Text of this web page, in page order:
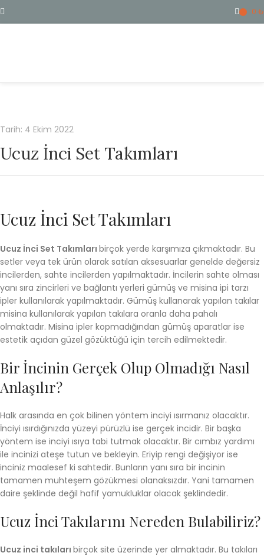
0 ₺
Tarih: 4 Ekim 2022
Ucuz İnci Set Takımları
Ucuz İnci Set Takımları
Ucuz İnci Set Takımları birçok yerde karşımıza çıkmaktadır. Bu
setler veya tek ürün olarak satılan aksesuarlar genelde değersiz
incilerden, sahte incilerden yapılmaktadır. İncilerin sahte olması
yanı sıra zincirleri ve bağlantı yerleri gümüş ve misina ipi tarzı
ipler kullanılarak yapılmaktadır. Gümüş kullanarak yapılan takılar
misina kullanılarak yapılan takılara oranla daha pahalı
olmaktadır. Misina ipler kopmadığından gümüş aparatlar ise
estetik açıdan güzel gözüktüğü için tercih edilmektedir.
Bir İncinin Gerçek Olup Olmadığı Nasıl
Anlaşılır?
Halk arasında en çok bilinen yöntem inciyi ısırmanız olacaktır.
İnciyi ısırdığınızda yüzeyi pürüzlü ise gerçek incidir. Bir başka
yöntem ise inciyi ısıya tabi tutmak olacaktır. Bir cımbız yardımı
ile incinizi ateşe tutun ve bekleyin. Eriyip rengi değişiyor ise
inciniz maalesef ki sahtedir. Bunların yanı sıra bir incinin
tamamen muhteşem gözükmesi olanaksızdır. Yani tamamen
daire şeklinde değil hafif yamukluklar olacak şeklindedir.
Ucuz İnci Takılarını Nereden Bulabiliriz?
Ucuz inci takıları birçok site üzerinde yer almaktadır. Bu takıları